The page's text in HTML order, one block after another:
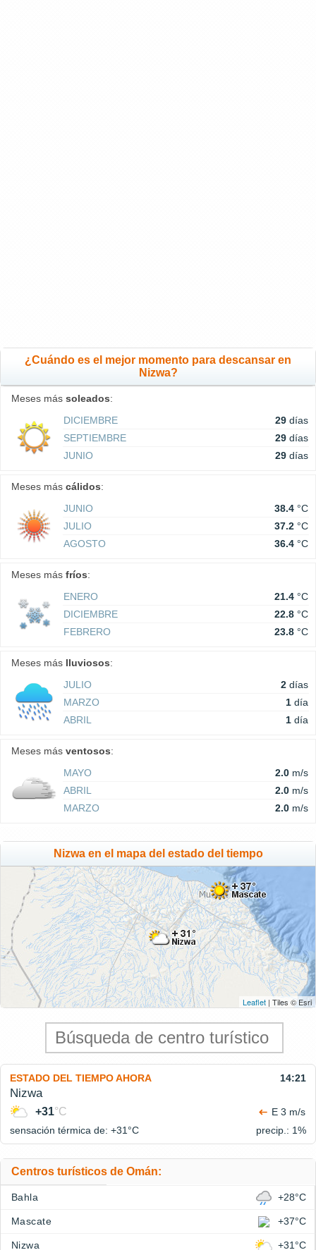
¿Cuándo es el mejor momento para descansar en
Nizwa?
Meses más soleados:
DICIEMBRE
29 días
SEPTIEMBRE
29 días
JUNIO
29 días
Meses más cálidos:
JUNIO
38.4 °C
JULIO
37.2 °C
AGOSTO
36.4 °C
Meses más fríos:
ENERO
21.4 °C
DICIEMBRE
22.8 °C
FEBRERO
23.8 °C
Meses más lluviosos:
JULIO
2 días
MARZO
1 día
ABRIL
1 día
Meses más ventosos:
MAYO
2.0 m/s
ABRIL
2.0 m/s
MARZO
2.0 m/s
Nizwa en el mapa del estado del tiempo
Leaflet | Tiles © Esri
ESTADO DEL TIEMPO AHORA 14:21
Nizwa
+31°C
E 3 m/s
sensación térmica de: +31°C precip.: 1%
Centros turísticos de Omán:
Bahla +28°C
Mascate +37°C
Nizwa +31°C